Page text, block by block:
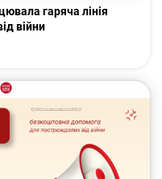
гаряча лінія
війни